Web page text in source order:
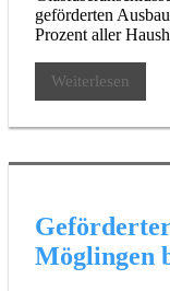
geförderten
Prozent aller
Weiterlesen
Möglingen